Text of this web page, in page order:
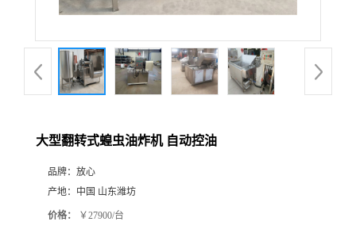
大型翻转式蝗虫油炸机 自动控油
品牌： 放心
产地： 中国 山东潍坊
价格： ￥27900/台